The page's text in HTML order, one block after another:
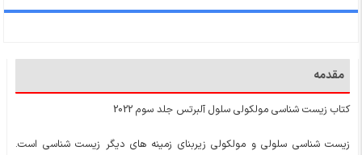
مقدمه
کتاب زیست شناسی مولکولی سلول آلبرتس جلد سوم 2022
زیست شناسی سلولی و مولکولی زیربنای زمینه های دیگر زیست شناسی است.